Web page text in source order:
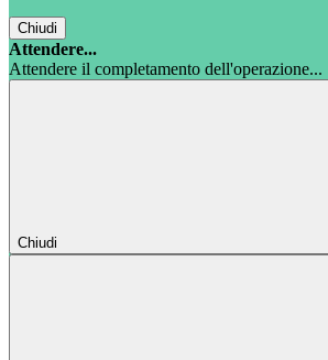
Chiudi
Attendere...
Attendere il completamento dell'operazione...
Chiudi